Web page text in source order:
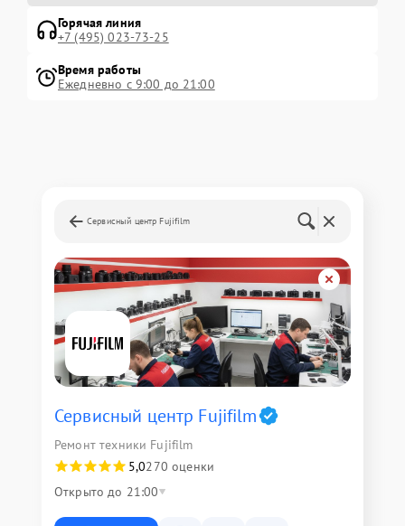
Горячая линия
+7 (495) 023-73-25
Время работы
Ежедневно с 9:00 до 21:00
Сервисный центр Fujifilm
Сервисный центр Fujifilm
Ремонт техники Fujifilm
5,0270 оценки
Открыто до 21:00